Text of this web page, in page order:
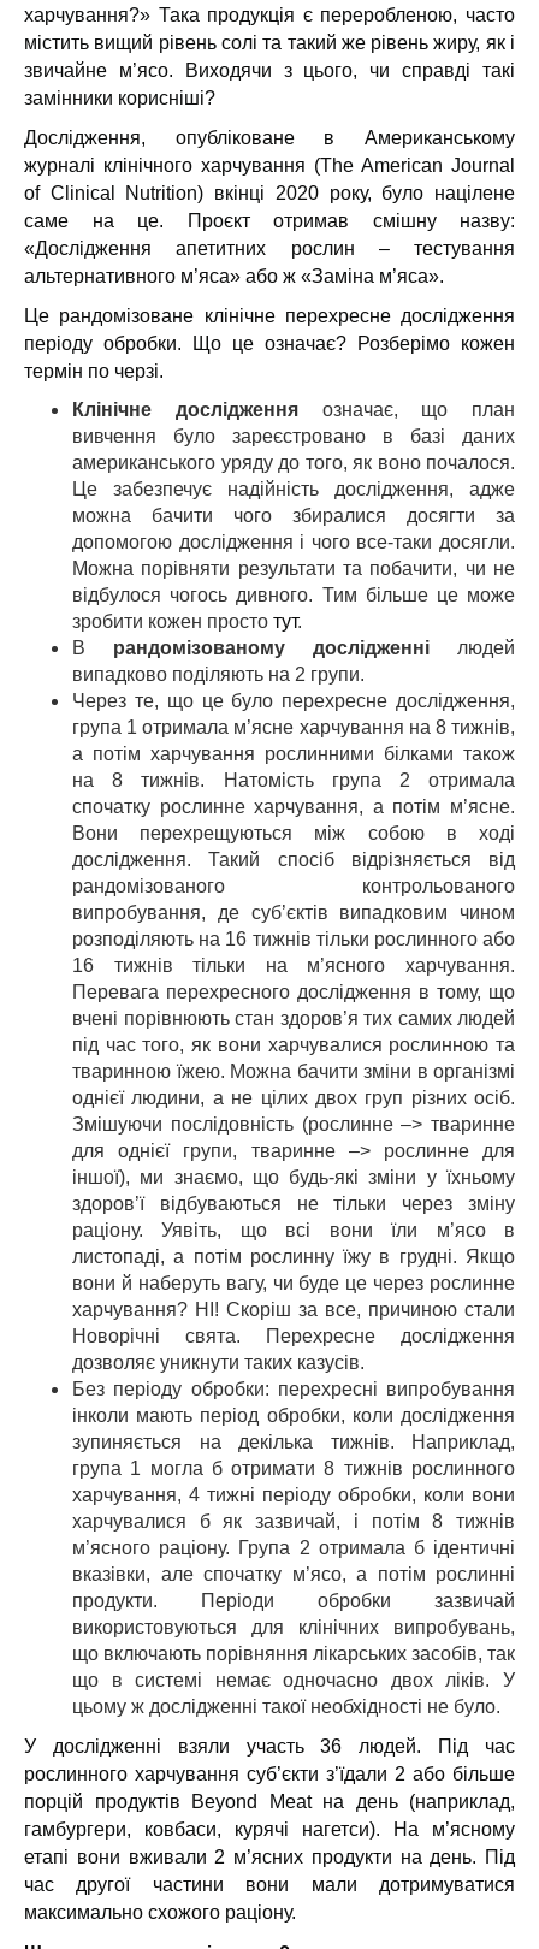
харчування?» Така продукція є переробленою, часто
містить вищий рівень солі та такий же рівень жиру, як і
звичайне м’ясо. Виходячи з цього, чи справді такі
замінники корисніші?
Дослідження, опубліковане в Американському
журналі клінічного харчування (The American Journal
of Clinical Nutrition) вкінці 2020 року, було націлене
саме на це. Проєкт отримав смішну назву:
«Дослідження апетитних рослин – тестування
альтернативного м’яса» або ж «Заміна м’яса».
Це рандомізоване клінічне перехресне дослідження
періоду обробки. Що це означає? Розберімо кожен
термін по черзі.
Клінічне дослідженняозначає, що план
вивчення було зареєстровано в базі даних
американського уряду до того, як воно почалося.
Це забезпечує надійність дослідження, адже
можна бачити чого збиралися досягти за
допомогою дослідження і чого все-таки досягли.
Можна порівняти результати та побачити, чи не
відбулося чогось дивного. Тим більше це може
зробити кожен просто тут.
В рандомізованому дослідженні людей
випадково поділяють на 2 групи.
Через те, що це було перехресне дослідження,
група 1 отримала м’ясне харчування на 8 тижнів,
а потім харчування рослинними білками також
на 8 тижнів. Натомість група 2 отримала
спочатку рослинне харчування, а потім м’ясне.
Вони перехрещуються між собою в ході
дослідження. Такий спосіб відрізняється від
рандомізованого контрольованого
випробування, де суб’єктів випадковим чином
розподіляють на 16 тижнів тільки рослинного або
16 тижнів тільки на м’ясного харчування.
Перевага перехресного дослідження в тому, що
вчені порівнюють стан здоров’я тих самих людей
під час того, як вони харчувалися рослинною та
тваринною їжею. Можна бачити зміни в організмі
однієї людини, а не цілих двох груп різних осіб.
Змішуючи послідовність (рослинне –> тваринне
для однієї групи, тваринне –> рослинне для
іншої), ми знаємо, що будь-які зміни у їхньому
здоров’ї відбуваються не тільки через зміну
раціону. Уявіть, що всі вони їли м’ясо в
листопаді, а потім рослинну їжу в грудні. Якщо
вони й наберуть вагу, чи буде це через рослинне
харчування? НІ! Скоріш за все, причиною стали
Новорічні свята. Перехресне дослідження
дозволяє уникнути таких казусів.
Без періоду обробки: перехресні випробування
інколи мають період обробки, коли дослідження
зупиняється на декілька тижнів. Наприклад,
група 1 могла б отримати 8 тижнів рослинного
харчування, 4 тижні періоду обробки, коли вони
харчувалися б як зазвичай, і потім 8 тижнів
м’ясного раціону. Група 2 отримала б ідентичні
вказівки, але спочатку м’ясо, а потім рослинні
продукти. Періоди обробки зазвичай
використовуються для клінічних випробувань,
що включають порівняння лікарських засобів, так
що в системі немає одночасно двох ліків. У
цьому ж дослідженні такої необхідності не було.
У дослідженні взяли участь 36 людей. Під час
рослинного харчування суб’єкти з’їдали 2 або більше
порцій продуктів Beyond Meat на день (наприклад,
гамбургери, ковбаси, курячі нагетси). На м’ясному
етапі вони вживали 2 м’ясних продукти на день. Під
час другої частини вони мали дотримуватися
максимально схожого раціону.